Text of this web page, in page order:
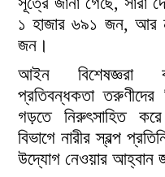
১ হাজার ৬৯১ জন, আর
জন।
আইন বিশেষজ্ঞরা
প্রতিবন্ধকতা তরুণীদের
গড়তে নিরুৎসাহিত
বিভাগে নারীর স্বল্প
উদ্যোগ নেওয়ার আহ্বান